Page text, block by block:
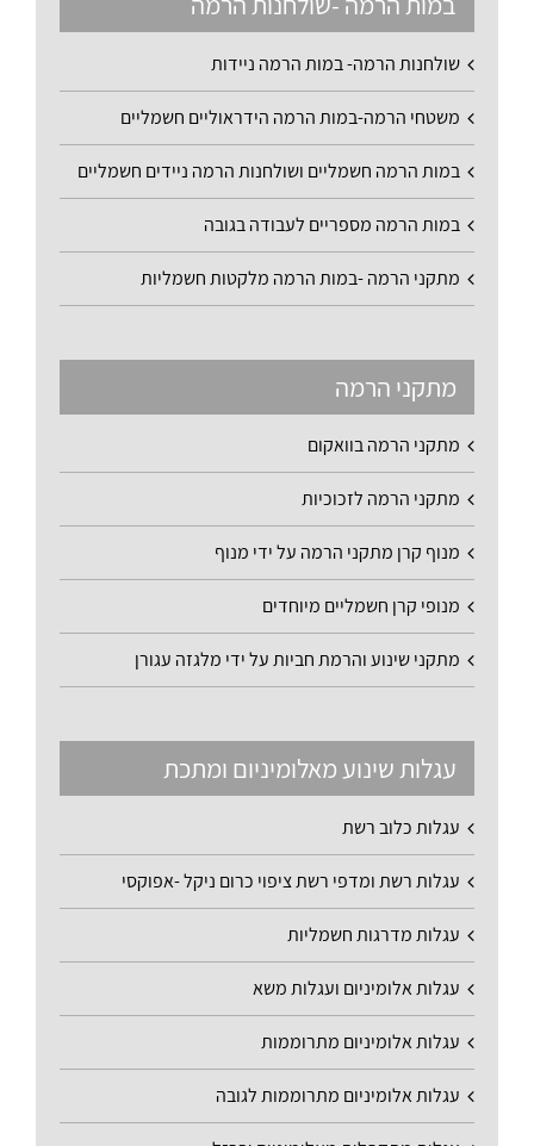
שולחנות הרמה- במות הרמה ניידות
משטחי הרמה-במות הרמה הידראוליים חשמליים
במות הרמה חשמליים ושולחנות הרמה ניידים חשמליים
במות הרמה מספריים לעבודה בגובה
מתקני הרמה -במות הרמה מלקטות חשמליות
מתקני הרמה
מתקני הרמה בוואקום
מתקני הרמה לזכוכיות
מנוף קרן מתקני הרמה על ידי מנוף
מנופי קרן חשמליים מיוחדים
מתקני שינוע והרמת חביות על ידי מלגזה עגורן
עגלות שינוע מאלומיניום ומתכת
עגלות כלוב רשת
עגלות רשת ומדפי רשת ציפוי כרום ניקל -אפוקסי
עגלות מדרגות חשמליות
עגלות אלומיניום ועגלות משא
עגלות אלומיניום מתרוממות
עגלות אלומיניום מתרוממות לגובה